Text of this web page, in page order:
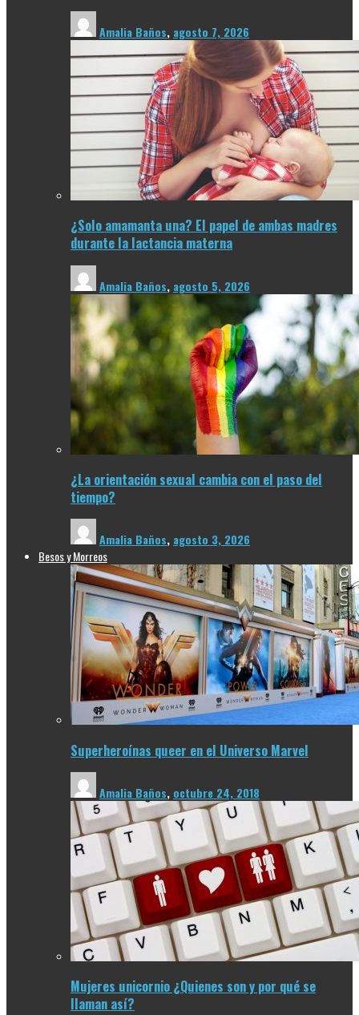
Amalia Baños, agosto 7, 2026
¿Solo amamanta una? El papel de ambas madres
durante la lactancia materna
Amalia Baños, agosto 5, 2026
¿La orientación sexual cambia con el paso del
tiempo?
Amalia Baños, agosto 3, 2026
Besos y Morreos
Superheroínas queer en el Universo Marvel
Amalia Baños, octubre 24, 2018
Mujeres unicornio ¿Quienes son y por qué se
llaman así?